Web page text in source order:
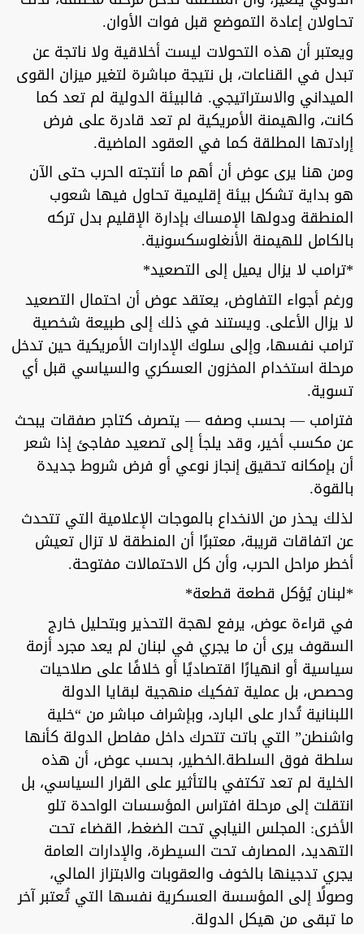
تحاولان إعادة التموضع قبل فوات الأوان.
ويعتبر أن هذه التحولات ليست أخلاقية ولا ناتجة عن
تبدل في القناعات، بل نتيجة مباشرة لتغير ميزان القوى
الميداني والاستراتيجي. فالبيئة الدولية لم تعد كما
كانت، والهيمنة الأمريكية لم تعد قادرة على فرض
إرادتها المطلقة كما في العقود الماضية.
ومن هنا يرى عوض أن أهم ما أنتجته الحرب حتى الآن
هو بداية تشكل بيئة إقليمية تحاول فيها شعوب
المنطقة ودولها الإمساك بإدارة الإقليم بدل تركه
بالكامل للهيمنة الأنغلوسكسونية.
*ترامب لا يزال يميل إلى التصعيد*
ورغم أجواء التفاوض، يعتقد عوض أن احتمال التصعيد
لا يزال الأعلى. ويستند في ذلك إلى طبيعة شخصية
ترامب نفسها، وإلى سلوك الإدارات الأمريكية حين تدخل
مرحلة استخدام المخزون العسكري والسياسي قبل أي
تسوية.
فترامب — بحسب وصفه — يتصرف كتاجر صفقات يبحث
عن مكسب أخير، وقد يلجأ إلى تصعيد مفاجئ إذا شعر
أن بإمكانه تحقيق إنجاز نوعي أو فرض شروط جديدة
بالقوة.
لذلك يحذر من الانخداع بالموجات الإعلامية التي تتحدث
عن اتفاقات قريبة، معتبرًا أن المنطقة لا تزال تعيش
أخطر مراحل الحرب، وأن كل الاحتمالات مفتوحة.
*لبنان يُؤكل قطعة قطعة*
في قراءة عوض، يرفع لهجة التحذير وبتحليل خارج
السقوف يرى أن ما يجري في لبنان لم يعد مجرد أزمة
سياسية أو انهيارًا اقتصاديًا أو خلافًا على صلاحيات
وحصص، بل عملية تفكيك منهجية لبقايا الدولة
اللبنانية تُدار على البارد، وبإشراف مباشر من “خلية
واشنطن” التي باتت تتحرك داخل مفاصل الدولة كأنها
سلطة فوق السلطة.الخطير، بحسب عوض، أن هذه
الخلية لم تعد تكتفي بالتأثير على القرار السياسي، بل
انتقلت إلى مرحلة افتراس المؤسسات الواحدة تلو
الأخرى: المجلس النيابي تحت الضغط، القضاء تحت
التهديد، المصارف تحت السيطرة، والإدارات العامة
يجري تدجينها بالخوف والعقوبات والابتزاز المالي،
وصولًا إلى المؤسسة العسكرية نفسها التي تُعتبر آخر
ما تبقى من هيكل الدولة.